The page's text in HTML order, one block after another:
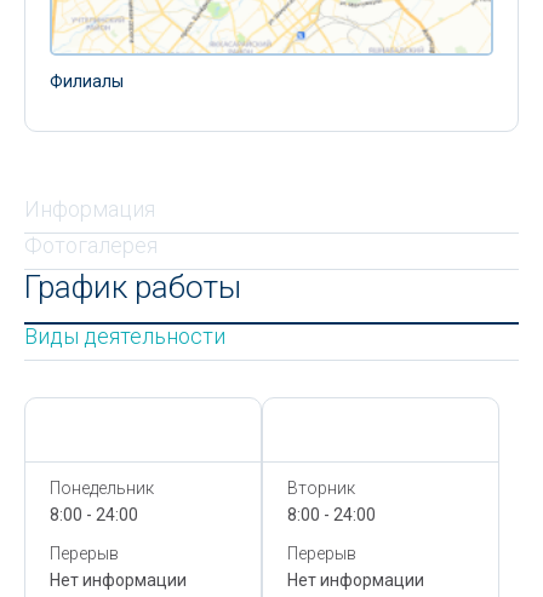
Филиалы
Информация
Фотогалерея
График работы
Виды деятельности
Понедельник
8:00 - 24:00
Перерыв
Нет информации
Вторник
8:00 - 24:00
Перерыв
Нет информации